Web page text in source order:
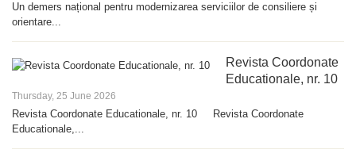
Un demers național pentru modernizarea serviciilor de consiliere și
orientare...
Revista Coordonate
Educationale, nr. 10
Thursday, 25 June 2026
Revista Coordonate Educationale, nr. 10 Revista Coordonate
Educationale,...